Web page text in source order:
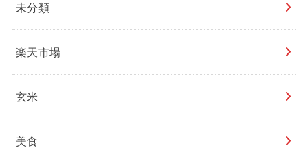
未分類
楽天市場
玄米
美食